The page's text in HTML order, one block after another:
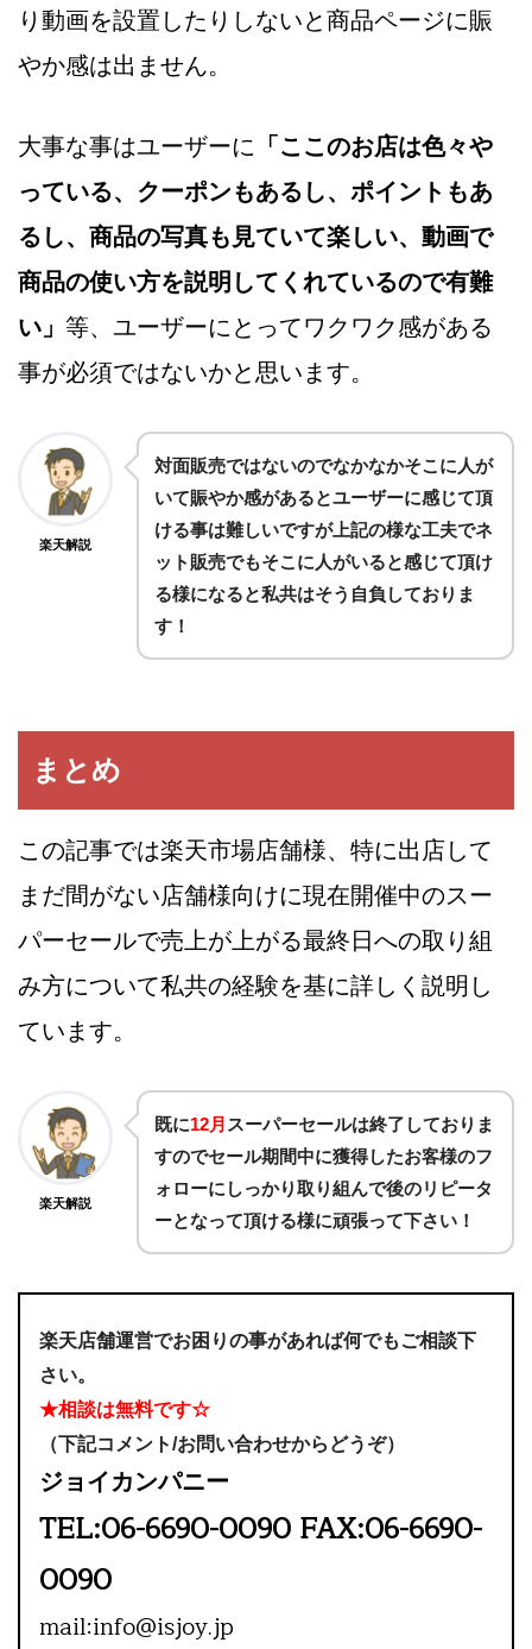
り動画を設置したりしないと商品ページに賑
やか感は出ません。
大事な事はユーザーに 「ここのお店は色々や
っている、クーポンもあるし、ポイントもあ
るし、商品の写真も見ていて楽しい、動画で
商品の使い方を説明してくれているので有難
い」 等、ユーザーにとってワクワク感がある
事が必須ではないかと思います。
楽天解説
対面販売ではないのでなかなかそこに人が
いて賑やか感があるとユーザーに感じて頂
ける事は難しいですが上記の様な工夫でネ
ット販売でもそこに人がいると感じて頂け
る様になると私共はそう自負しておりま
す！
まとめ
この記事では楽天市場店舗様、特に出店して
まだ間がない店舗様向けに現在開催中のスー
パーセールで売上が上がる最終日への取り組
み方について私共の経験を基に詳しく説明し
ています。
楽天解説
既に12月 スーパーセールは終了しておりま
すのでセール期間中に獲得したお客様のフ
ォローにしっかり取り組んで後のリピータ
ーとなって頂ける様に頑張って下さい！
楽天店舗運営でお困りの事があれば何でもご相談下
さい。
★相談は無料です☆
（下記コメント/お問い合わせからどうぞ）
ジョイカンパニー
TEL:06-6690-0090 FAX:06-6690-
0090
mail:info@isjoy.jp